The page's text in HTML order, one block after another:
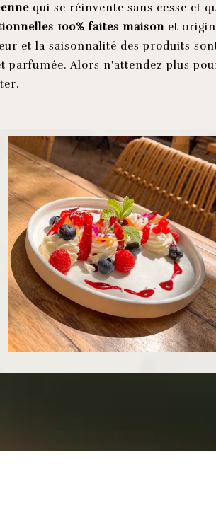
qui se réinvente sans cesse et
100% faites maison et
et la saisonnalité des produits
Alors n'attendez plus